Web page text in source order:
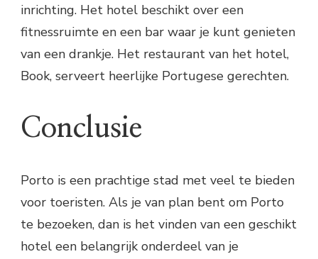
inrichting. Het hotel beschikt over een
fitnessruimte en een bar waar je kunt genieten
van een drankje. Het restaurant van het hotel,
Book, serveert heerlijke Portugese gerechten.
Conclusie
Porto is een prachtige stad met veel te bieden
voor toeristen. Als je van plan bent om Porto
te bezoeken, dan is het vinden van een geschikt
hotel een belangrijk onderdeel van je